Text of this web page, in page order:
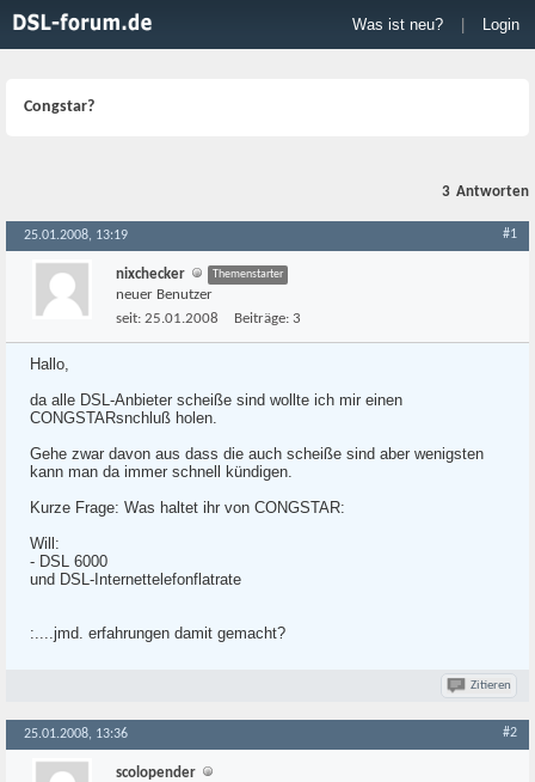
Was ist neu? Login
Congstar?
3 Antworten
25.01.2008, 13:19 #1
nixchecker Themenstarter
neuer Benutzer
seit: 25.01.2008 Beiträge: 3
Hallo,
da alle DSL-Anbieter scheiße sind wollte ich mir einen
CONGSTARsnchluß holen.
Gehe zwar davon aus dass die auch scheiße sind aber wenigsten
kann man da immer schnell kündigen.
Kurze Frage: Was haltet ihr von CONGSTAR:
Will:
- DSL 6000
und DSL-Internettelefonflatrate
:....jmd. erfahrungen damit gemacht?
Zitieren
25.01.2008, 13:36 #2
scolopender